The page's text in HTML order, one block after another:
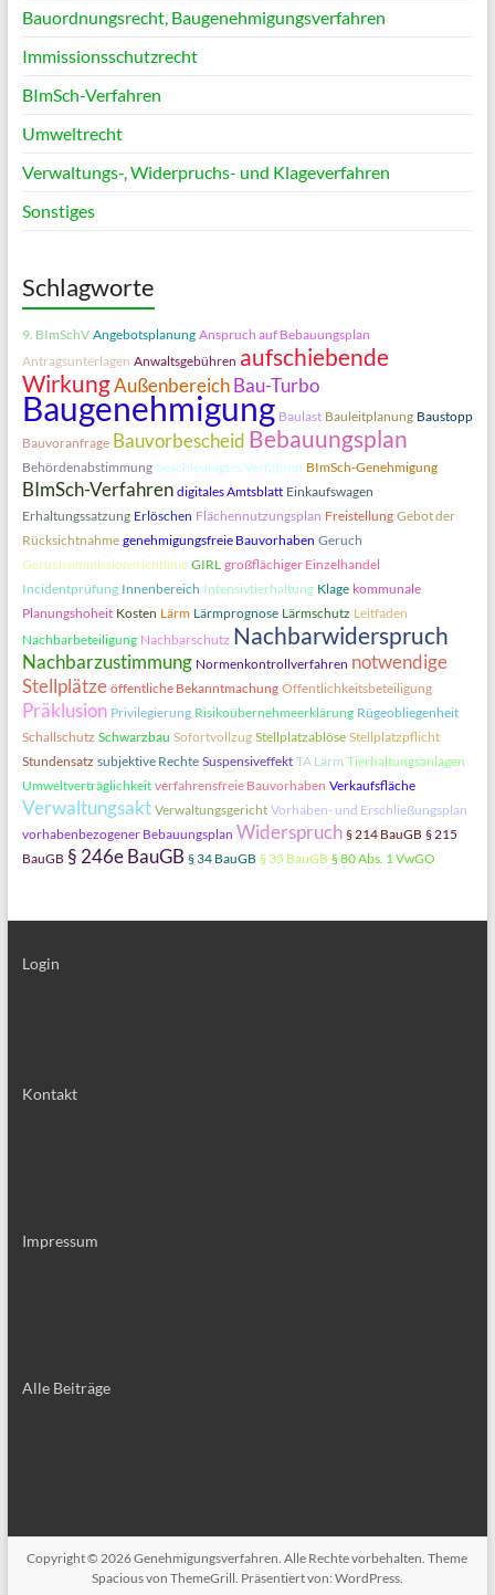
Bauordnungsrecht, Baugenehmigungsverfahren
Immissionsschutzrecht
BImSch-Verfahren
Umweltrecht
Verwaltungs‑, Widerpruchs- und Klageverfahren
Sonstiges
Schlagworte
9. BImSchV Angebotsplanung Anspruch auf Bebauungsplan
Antragsunterlagen Anwaltsgebühren aufschiebende
WirkungAußenbereich Bau-Turbo
Baugenehmigung Baulast Bauleitplanung Baustopp
Bauvoranfrage Bauvorbescheid Bebauungsplan
Behördenabstimmung beschleunigtes Verfahren BImSch-Genehmigung
BImSch-Verfahren digitales Amtsblatt Einkaufswagen
Erhaltungssatzung Erlöschen Flächennutzungsplan Freistellung Gebot der
Rücksichtnahme genehmigungsfreie Bauvorhaben Geruch
Geruchsimmissionsrichtlinie GIRL großflächiger Einzelhandel
Incidentprüfung Innenbereich Intensivtierhaltung Klage kommunale
Planungshoheit Kosten Lärm Lärmprognose Lärmschutz Leitfaden
Nachbarbeteiligung Nachbarschutz Nachbarwiderspruch
Nachbarzustimmung Normenkontrollverfahren notwendige
Stellplätze öffentliche Bekanntmachung Öffentlichkeitsbeteiligung
Präklusion Privilegierung Risikoübernehmeerklärung Rügeobliegenheit
Schallschutz Schwarzbau Sofortvollzug Stellplatzablöse Stellplatzpflicht
Stundensatz subjektive Rechte Suspensiveffekt TA Lärm Tierhaltungsanlagen
Umweltverträglichkeit verfahrensfreie Bauvorhaben Verkaufsfläche
Verwaltungsakt Verwaltungsgericht Vorhaben- und Erschließungsplan
vorhabenbezogener Bebauungsplan Widerspruch § 214 BauGB § 215
BauGB § 246e BauGB § 34 BauGB § 35 BauGB § 80 Abs. 1 VwGO
Login
Kontakt
Impressum
Alle Bei­trä­ge
Copyright © 2026Genehmigungsverfahren . Alle Rechte vorbehalten. Theme
Spaciousvon ThemeGrill. Präsentiert von: WordPress.